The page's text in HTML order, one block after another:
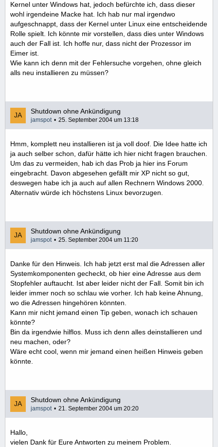
Kernel unter Windows hat, jedoch befürchte ich, dass dieser
wohl irgendeine Macke hat. Ich hab nur mal irgendwo
aufgeschnappt, dass der Kernel unter Linux eine entscheidende
Rolle spielt. Ich könnte mir vorstellen, dass dies unter Windows
auch der Fall ist. Ich hoffe nur, dass nicht der Prozessor im
Eimer ist.
Wie kann ich denn mit der Fehlersuche vorgehen, ohne gleich
alls neu installieren zu müssen?
Shutdown ohne Ankündigung
jamspot 25. September 2004 um 13:18
Hmm, komplett neu installieren ist ja voll doof. Die Idee hatte ich
ja auch selber schon, dafür hätte ich hier nicht fragen brauchen.
Um das zu vermeiden, hab ich das Prob ja hier ins Forum
eingebracht. Davon abgesehen gefällt mir XP nicht so gut,
deswegen habe ich ja auch auf allen Rechnern Windows 2000.
Alternativ würde ich höchstens Linux bevorzugen.
Shutdown ohne Ankündigung
jamspot 25. September 2004 um 11:20
Danke für den Hinweis. Ich hab jetzt erst mal die Adressen aller
Systemkomponenten gecheckt, ob hier eine Adresse aus dem
Stopfehler auftaucht. Ist aber leider nicht der Fall. Somit bin ich
leider immer noch so schlau wie vorher. Ich hab keine Ahnung,
wo die Adressen hingehören könnten.
Kann mir nicht jemand einen Tip geben, wonach ich schauen
könnte?
Bin da irgendwie hilflos. Muss ich denn alles deinstallieren und
neu machen, oder?
Wäre echt cool, wenn mir jemand einen heißen Hinweis geben
könnte.
Shutdown ohne Ankündigung
jamspot 21. September 2004 um 20:20
Hallo,
vielen Dank für Eure Antworten zu meinem Problem.